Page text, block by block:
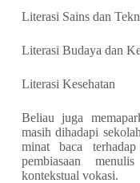
Literasi Sains dan
Literasi Budaya dan
Literasi Kesehatan
Beliau juga
masih dihadapi
minat baca
pembiasaan
kontekstual vokasi.